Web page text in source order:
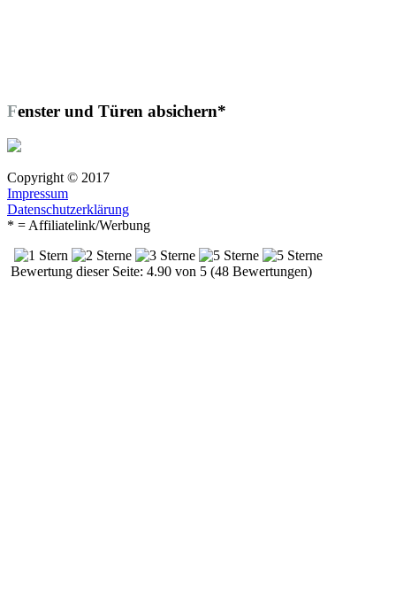
Fenster und Türen absichern*
Copyright © 2017
Impressum
Datenschutzerklärung
* = Affiliatelink/Werbung
Bewertung dieser Seite: 4.90 von 5 (48 Bewertungen)